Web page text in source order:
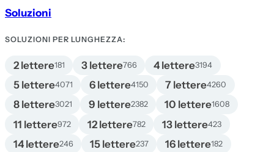
Soluzioni
SOLUZIONI PER LUNGHEZZA:
2 lettere181 3 lettere766 4 lettere3194
5 lettere4071 6 lettere4150 7 lettere4260
8 lettere3021 9 lettere2382 10 lettere1608
11 lettere972 12 lettere782 13 lettere423
14 lettere246 15 lettere237 16 lettere182